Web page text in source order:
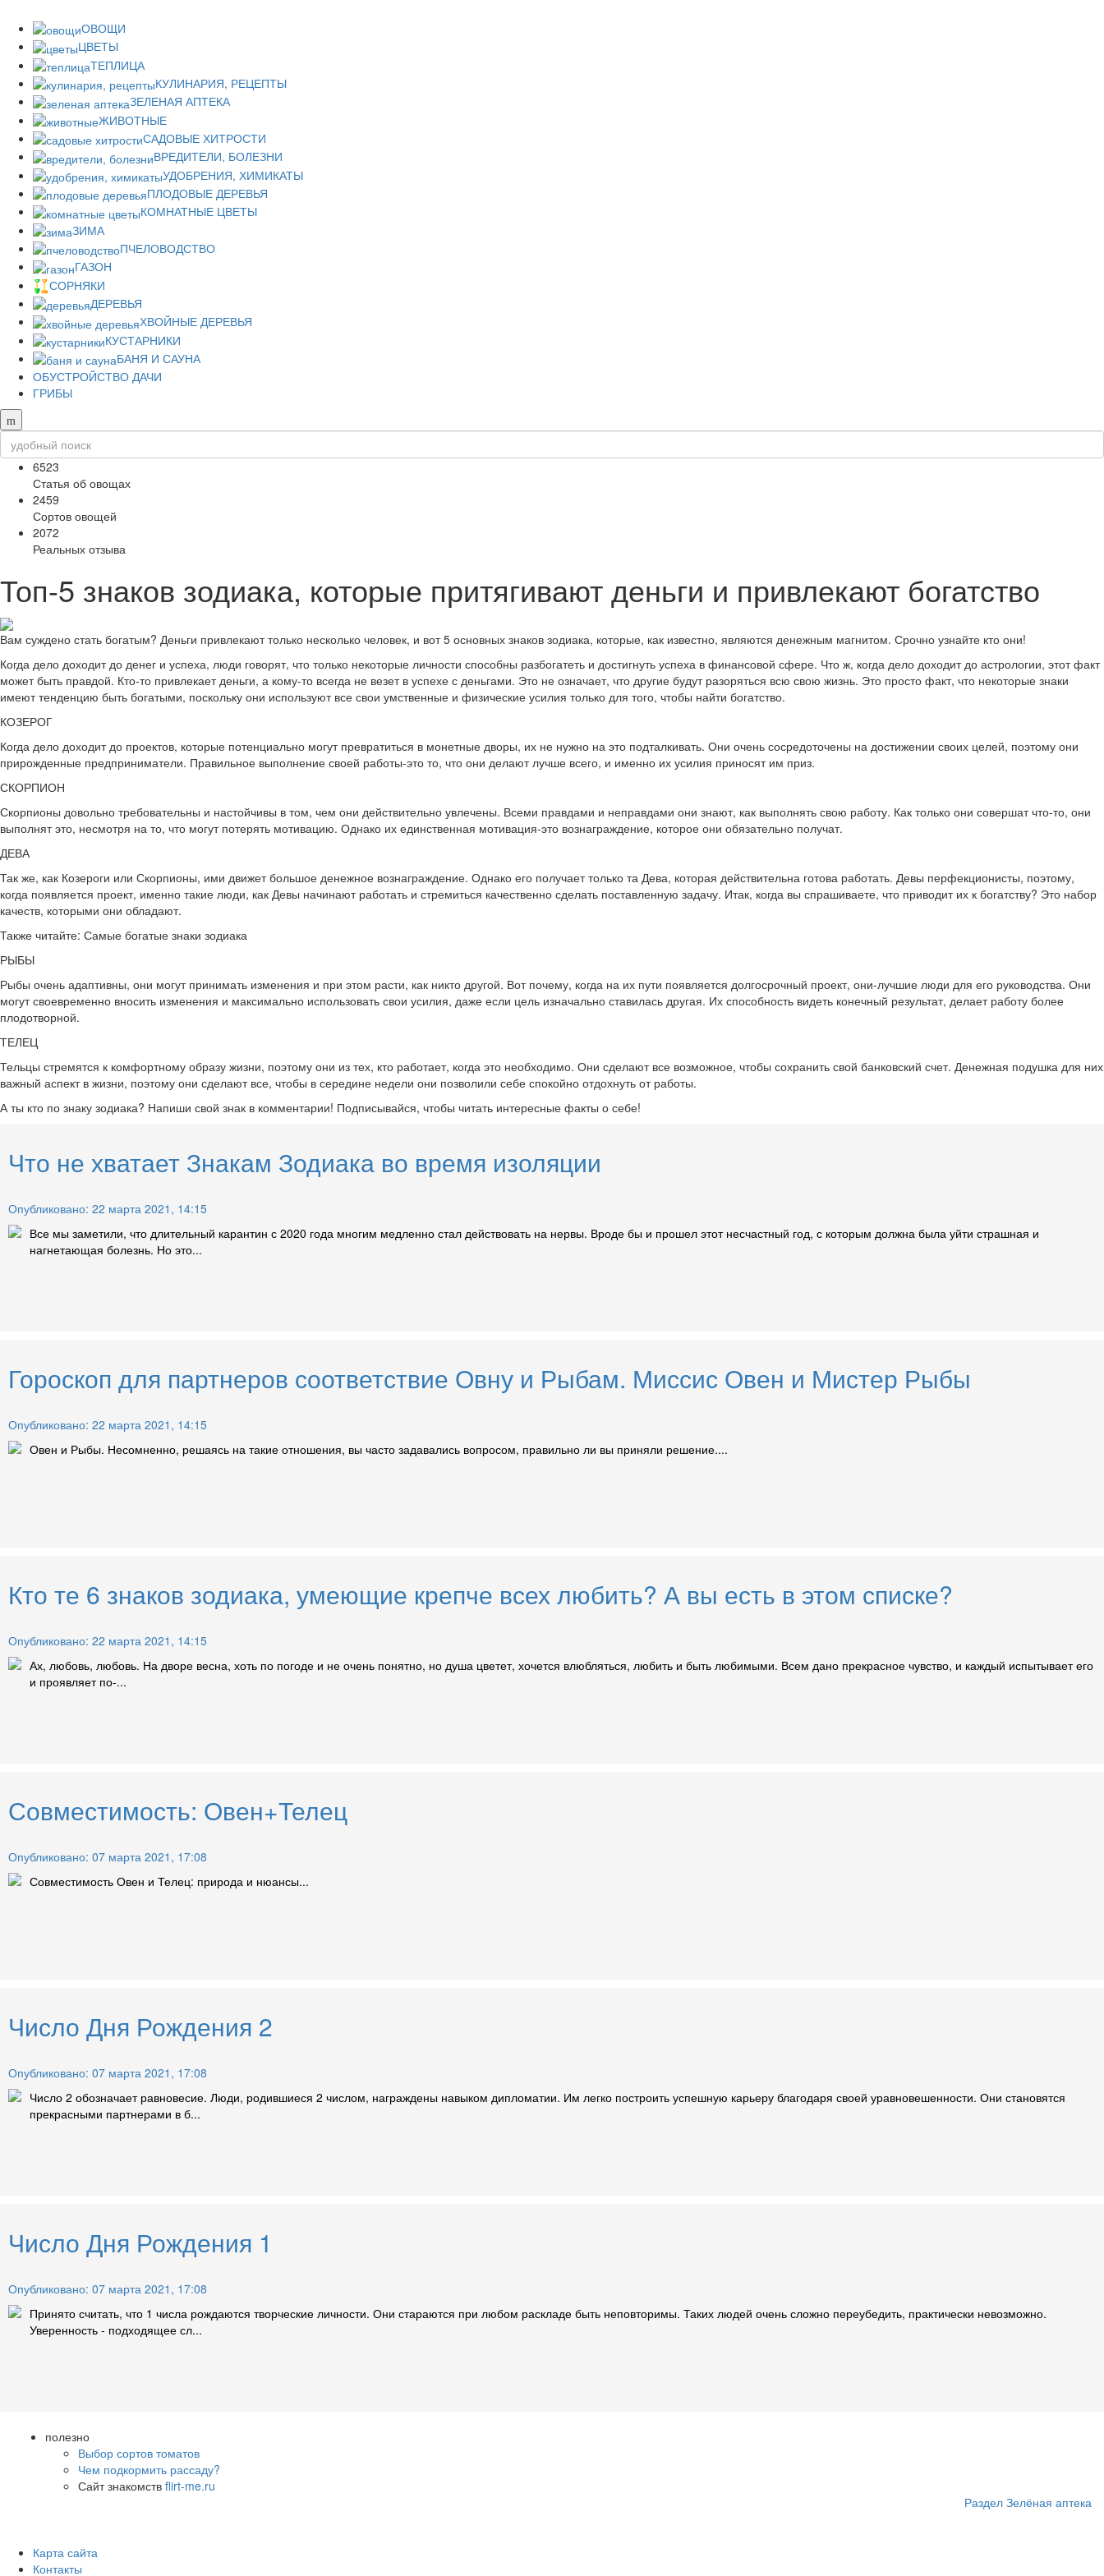
ОВОЩИ
ЦВЕТЫ
ТЕПЛИЦА
КУЛИНАРИЯ, РЕЦЕПТЫ
ЗЕЛЕНАЯ АПТЕКА
ЖИВОТНЫЕ
САДОВЫЕ ХИТРОСТИ
ВРЕДИТЕЛИ, БОЛЕЗНИ
УДОБРЕНИЯ, ХИМИКАТЫ
ПЛОДОВЫЕ ДЕРЕВЬЯ
КОМНАТНЫЕ ЦВЕТЫ
ЗИМА
ПЧЕЛОВОДСТВО
ГАЗОН
СОРНЯКИ
ДЕРЕВЬЯ
ХВОЙНЫЕ ДЕРЕВЬЯ
КУСТАРНИКИ
БАНЯ И САУНА
ОБУСТРОЙСТВО ДАЧИ
ГРИБЫ
6523
Статья об овощах
2459
Сортов овощей
2072
Реальных отзыва
Топ-5 знаков зодиака, которые притягивают деньги и привлекают богатство
Вам суждено стать богатым? Деньги привлекают только несколько человек, и вот 5 основных знаков зодиака, которые, как известно, являются денежным магнитом. Срочно узнайте кто они!
Когда дело доходит до денег и успеха, люди говорят, что только некоторые личности способны разбогатеть и достигнуть успеха в финансовой сфере. Что ж, когда дело доходит до астрологии, этот факт
может быть правдой. Кто-то привлекает деньги, а кому-то всегда не везет в успехе с деньгами. Это не означает, что другие будут разоряться всю свою жизнь. Это просто факт, что некоторые знаки
имеют тенденцию быть богатыми, поскольку они используют все свои умственные и физические усилия только для того, чтобы найти богатство.
КОЗЕРОГ
Когда дело доходит до проектов, которые потенциально могут превратиться в монетные дворы, их не нужно на это подталкивать. Они очень сосредоточены на достижении своих целей, поэтому они
прирожденные предприниматели. Правильное выполнение своей работы-это то, что они делают лучше всего, и именно их усилия приносят им приз.
СКОРПИОН
Скорпионы довольно требовательны и настойчивы в том, чем они действительно увлечены. Всеми правдами и неправдами они знают, как выполнять свою работу. Как только они совершат что-то, они
выполнят это, несмотря на то, что могут потерять мотивацию. Однако их единственная мотивация-это вознаграждение, которое они обязательно получат.
ДЕВА
Так же, как Козероги или Скорпионы, ими движет большое денежное вознаграждение. Однако его получает только та Дева, которая действительна готова работать. Девы перфекционисты, поэтому,
когда появляется проект, именно такие люди, как Девы начинают работать и стремиться качественно сделать поставленную задачу. Итак, когда вы спрашиваете, что приводит их к богатству? Это набор
качеств, которыми они обладают.
Также читайте: Самые богатые знаки зодиака
РЫБЫ
Рыбы очень адаптивны, они могут принимать изменения и при этом расти, как никто другой. Вот почему, когда на их пути появляется долгосрочный проект, они-лучшие люди для его руководства. Они
могут своевременно вносить изменения и максимально использовать свои усилия, даже если цель изначально ставилась другая. Их способность видеть конечный результат, делает работу более
плодотворной.
ТЕЛЕЦ
Тельцы стремятся к комфортному образу жизни, поэтому они из тех, кто работает, когда это необходимо. Они сделают все возможное, чтобы сохранить свой банковский счет. Денежная подушка для них
важный аспект в жизни, поэтому они сделают все, чтобы в середине недели они позволили себе спокойно отдохнуть от работы.
А ты кто по знаку зодиака? Напиши свой знак в комментарии! Подписывайся, чтобы читать интересные факты о себе!
Что не хватает Знакам Зодиака во время изоляции
Опубликовано: 22 марта 2021, 14:15
Все мы заметили, что длительный карантин с 2020 года многим медленно стал действовать на нервы. Вроде бы и прошел этот несчастный год, с которым должна была уйти страшная и
нагнетающая болезнь. Но это...
Гороскоп для партнеров соответствие Овну и Рыбам. Миссис Овен и Мистер Рыбы
Опубликовано: 22 марта 2021, 14:15
Овен и Рыбы. Несомненно, решаясь на такие отношения, вы часто задавались вопросом, правильно ли вы приняли решение....
Кто те 6 знаков зодиака, умеющие крепче всех любить? А вы есть в этом списке?
Опубликовано: 22 марта 2021, 14:15
Ах, любовь, любовь. На дворе весна, хоть по погоде и не очень понятно, но душа цветет, хочется влюбляться, любить и быть любимыми. Всем дано прекрасное чувство, и каждый испытывает его
и проявляет по-...
Совместимость: Овен+Телец
Опубликовано: 07 марта 2021, 17:08
Совместимость Овен и Телец: природа и нюансы...
Число Дня Рождения 2
Опубликовано: 07 марта 2021, 17:08
Число 2 обозначает равновесие. Люди, родившиеся 2 числом, награждены навыком дипломатии. Им легко построить успешную карьеру благодаря своей уравновешенности. Они становятся
прекрасными партнерами в б...
Число Дня Рождения 1
Опубликовано: 07 марта 2021, 17:08
Принято считать, что 1 числа рождаются творческие личности. Они стараются при любом раскладе быть неповторимы. Таких людей очень сложно переубедить, практически невозможно.
Уверенность - подходящее сл...
полезно
Выбор сортов томатов
Чем подкормить рассаду?
Сайт знакомств flirt-me.ru
Раздел Зелёная аптека
Карта сайта
Контакты